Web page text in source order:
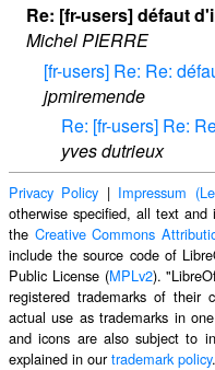
Re: [fr-users] défaut
Michel PIERRE
[fr-users] Re: Re:
jpmiremende
Re: [fr-users] Re:
yves dutrieux
Privacy Policy | Impressum
otherwise specified, all text
the Creative Commons
include the source code of
Public License (MPLv2).
registered trademarks of their
actual use as trademarks in
and icons are also subject to
explained in ourtrademark policy.